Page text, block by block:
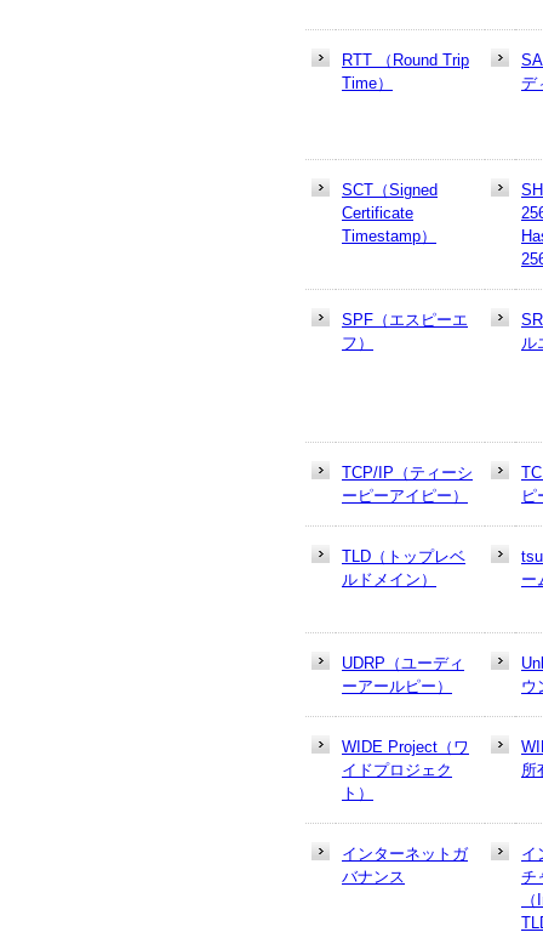
RTT （Round Trip
Time）
デ
SCT（Signed
Certificate
Timestamp）
SPF（エスピーエ
フ）
ル
TCP/IP（ティーシ
ーピーアイピー）
ピ
TLD（トップレベ
ルドメイン）
ー
UDRP（ユーディ
ーアールピー）
ウ
WIDE Project（ワ
イドプロジェク
ト）
所
インターネットガ
バナンス
イ
チ